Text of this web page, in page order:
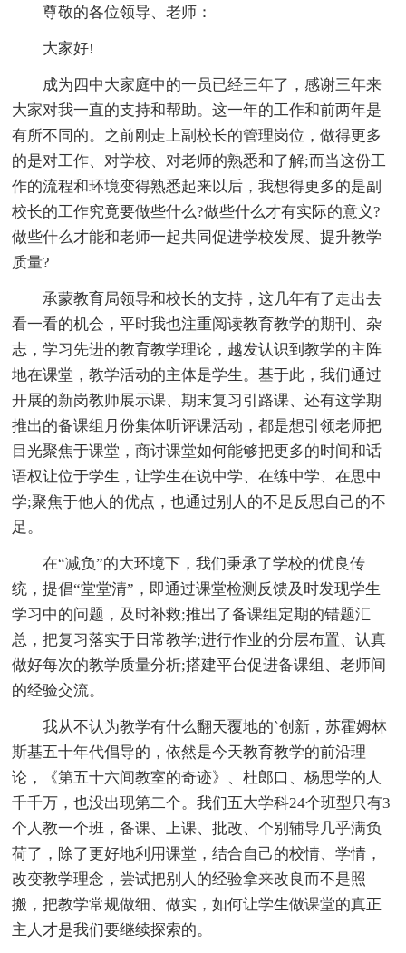
尊敬的各位领导、老师：
大家好!
成为四中大家庭中的一员已经三年了，感谢三年来
大家对我一直的支持和帮助。这一年的工作和前两年是
有所不同的。之前刚走上副校长的管理岗位，做得更多
的是对工作、对学校、对老师的熟悉和了解;而当这份工
作的流程和环境变得熟悉起来以后，我想得更多的是副
校长的工作究竟要做些什么?做些什么才有实际的意义?
做些什么才能和老师一起共同促进学校发展、提升教学
质量?
承蒙教育局领导和校长的支持，这几年有了走出去
看一看的机会，平时我也注重阅读教育教学的期刊、杂
志，学习先进的教育教学理论，越发认识到教学的主阵
地在课堂，教学活动的主体是学生。基于此，我们通过
开展的新岗教师展示课、期末复习引路课、还有这学期
推出的备课组月份集体听评课活动，都是想引领老师把
目光聚焦于课堂，商讨课堂如何能够把更多的时间和话
语权让位于学生，让学生在说中学、在练中学、在思中
学;聚焦于他人的优点，也通过别人的不足反思自己的不
足。
在“减负”的大环境下，我们秉承了学校的优良传
统，提倡“堂堂清”，即通过课堂检测反馈及时发现学生
学习中的问题，及时补救;推出了备课组定期的错题汇
总，把复习落实于日常教学;进行作业的分层布置、认真
做好每次的教学质量分析;搭建平台促进备课组、老师间
的经验交流。
我从不认为教学有什么翻天覆地的`创新，苏霍姆林
斯基五十年代倡导的，依然是今天教育教学的前沿理
论，《第五十六间教室的奇迹》、杜郎口、杨思学的人
千千万，也没出现第二个。我们五大学科24个班型只有3
个人教一个班，备课、上课、批改、个别辅导几乎满负
荷了，除了更好地利用课堂，结合自己的校情、学情，
改变教学理念，尝试把别人的经验拿来改良而不是照
搬，把教学常规做细、做实，如何让学生做课堂的真正
主人才是我们要继续探索的。